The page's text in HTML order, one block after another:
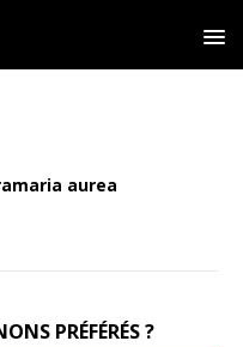
aurea
PRÉFÉRÉS ?